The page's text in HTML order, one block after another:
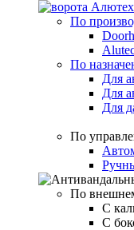
По
По
Для
Для
Для
По
По
С
С